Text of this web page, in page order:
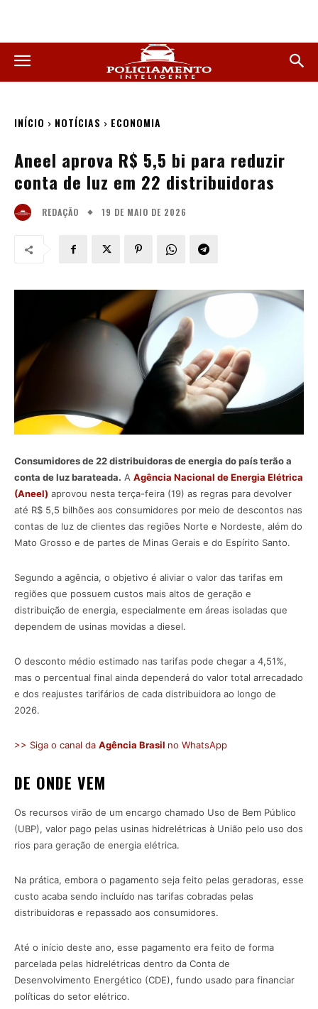
INÍCIO NOTÍCIAS ECONOMIA
Aneel aprova R$ 5,5 bi para reduzir
conta de luz em 22 distribuidoras
REDAÇÃO 19 DE MAIO DE 2026
Consumidores de 22 distribuidoras de energia do país terão a
conta de luz barateada. A Agência Nacional de Energia Elétrica
(Aneel) aprovou nesta terça-feira (19) as regras para devolver
até R$ 5,5 bilhões aos consumidores por meio de descontos nas
contas de luz de clientes das regiões Norte e Nordeste, além do
Mato Grosso e de partes de Minas Gerais e do Espírito Santo.
Segundo a agência, o objetivo é aliviar o valor das tarifas em
regiões que possuem custos mais altos de geração e
distribuição de energia, especialmente em áreas isoladas que
dependem de usinas movidas a diesel.
O desconto médio estimado nas tarifas pode chegar a 4,51%,
mas o percentual final ainda dependerá do valor total arrecadado
e dos reajustes tarifários de cada distribuidora ao longo de
2026.
>> Siga o canal da Agência Brasil no WhatsApp
DE ONDE VEM
Os recursos virão de um encargo chamado Uso de Bem Público
(UBP), valor pago pelas usinas hidrelétricas à União pelo uso dos
rios para geração de energia elétrica.
Na prática, embora o pagamento seja feito pelas geradoras, esse
custo acaba sendo incluído nas tarifas cobradas pelas
distribuidoras e repassado aos consumidores.
Até o início deste ano, esse pagamento era feito de forma
parcelada pelas hidrelétricas dentro da Conta de
Desenvolvimento Energético (CDE), fundo usado para financiar
políticas do setor elétrico.